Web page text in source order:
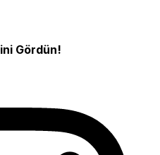
Gördün!